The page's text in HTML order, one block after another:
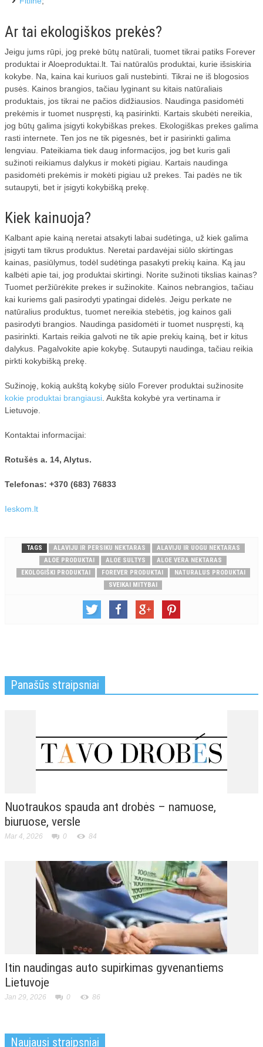
BIO BAKTERIJOS
AUTOMOBILIO DRAUDIMAS
Ar tai ekologiškos prekės?
Jeigu jums rūpi, jog prekė būtų natūrali, tuomet tikrai patiks Forever
produktai ir Aloeproduktai.lt. Tai natūralūs produktai, kurie išsiskiria
kokybe. Na, kaina kai kuriuos gali nustebinti. Tikrai ne iš blogosios
pusės. Kainos brangios, tačiau lyginant su kitais natūraliais
produktais, jos tikrai ne pačios didžiausios. Naudinga pasidomėti
prekėmis ir tuomet nuspręsti, ką pasirinkti. Kartais skubėti nereikia,
jog būtų galima įsigyti kokybiškas prekes. Ekologiškas prekes galima
rasti internete. Ten jos ne tik pigesnės, bet ir pasirinkti galima
lengviau. Pateikiama tiek daug informacijos, jog bet kuris gali
sužinoti reikiamus dalykus ir mokėti pigiau. Kartais naudinga
pasidomėti prekėmis ir mokėti pigiau už prekes. Tai padės ne tik
sutaupyti, bet ir įsigyti kokybišką prekę.
Kiek kainuoja?
Kalbant apie kainą neretai atsakyti labai sudėtinga, už kiek galima
įsigyti tam tikrus produktus. Neretai pardavėjai siūlo skirtingas
kainas, pasiūlymus, todėl sudėtinga pasakyti prekių kaina. Ką jau
kalbėti apie tai, jog produktai skirtingi. Norite sužinoti tikslias kainas?
Tuomet peržiūrėkite prekes ir sužinokite. Kainos nebrangios, tačiau
kai kuriems gali pasirodyti ypatingai didelės. Jeigu perkate ne
natūralius produktus, tuomet nereikia stebėtis, jog kainos gali
pasirodyti brangios. Naudinga pasidomėti ir tuomet nuspręsti, ką
pasirinkti. Kartais reikia galvoti ne tik apie prekių kainą, bet ir kitus
dalykus. Pagalvokite apie kokybę. Sutaupyti naudinga, tačiau reikia
pirkti kokybišką prekę.
Sužinoję, kokią aukštą kokybę siūlo Forever produktai sužinosite
kokie produktai brangiausi . Aukšta kokybė yra vertinama ir
Lietuvoje.
Kontaktai informacijai:
Rotušės a. 14, Alytus.
Telefonas: +370 (683) 76833
Ieskom.lt
TAGS ALAVIJU IR PERSIKU NEKTARAS
ALAVIJU IR UOGU NEKTARAS
ALOE PRODUKTAI
ALOE SULTYS
ALOE VERA NEKTARAS
EKOLOGIŠKI PRODUKTAI
FOREVER PRODUKTAI
NATURALUS PRODUKTAI
SVEIKAI MITYBAI
Panašūs straipsniai
Nuotraukos spauda ant drobės – namuose,
biuruose, versle
Mar 4, 2026 0 84
Itin naudingas auto supirkimas gyvenantiems
Lietuvoje
Jan 29, 2026 0 86
Naujausi straipsniai